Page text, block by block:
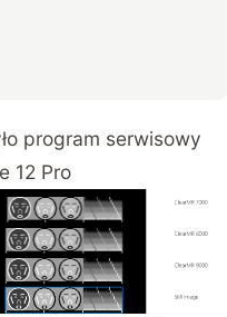
program serwisowy
12 Pro